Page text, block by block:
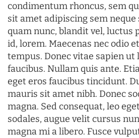
condimentum rhoncus, sem
sit amet adipiscing sem neque
quam nunc, blandit vel, luctus
id, lorem. Maecenas nec odio
tempus. Donec vitae sapien ut
faucibus. Nullam quis ante.
eget eros faucibus tincidunt.
mauris sit amet nibh. Donec
magna. Sed consequat, leo
sodales, augue velit cursus
magna mi a libero. Fusce